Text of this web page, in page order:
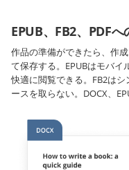
EPUB、FB2、PDFへ
作品の準備ができたら、作
て保存する。EPUBはモバイ
快適に閲覧できる。FB2は
ースを取らない。DOCX、